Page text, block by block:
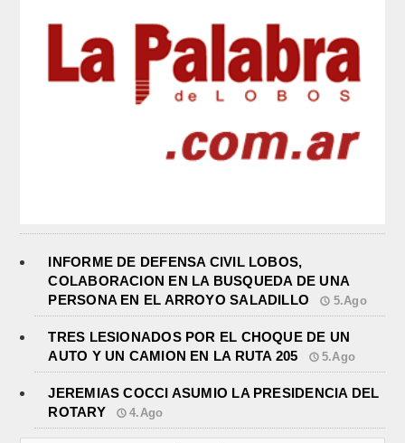
INFORME DE DEFENSA CIVIL LOBOS,
COLABORACION EN LA BUSQUEDA DE UNA
PERSONA EN EL ARROYO SALADILLO
5.Ago
TRES LESIONADOS POR EL CHOQUE DE UN
AUTO Y UN CAMION EN LA RUTA 205
5.Ago
JEREMIAS COCCI ASUMIO LA PRESIDENCIA DEL
ROTARY
4.Ago